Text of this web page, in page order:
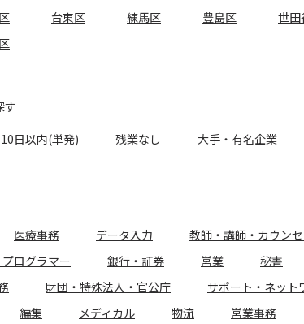
台東区 練馬区 豊島区 世田
す
10日以内(単発) 残業なし 大手・有名企業
医療事務 データ入力 教師・講師・カウン
プログラマー 銀行・証券 営業 秘書
財団・特殊法人・官公庁 サポート・ネット
編集 メディカル 物流 営業事務